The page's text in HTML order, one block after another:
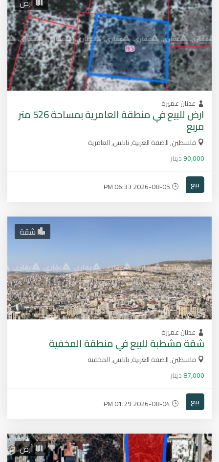
أرض
عدنان عميرة
ارض للبيع في منطقة العامرية بمساحة 526 متر
مربع
فلسطين, الضفة الغربية, نابلس, العامرية
90,000دينار
بيع
شقة
عدنان عميرة
شقة مشطبة للبيع في منطقة المخفية
فلسطين, الضفة الغربية, نابلس, المخفية
87,000دينار
بيع
أرض